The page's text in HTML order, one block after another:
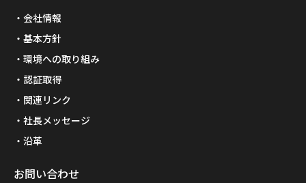
会社情報
基本方針
環境への取り組み
認証取得
関連リンク
社長メッセージ
沿革
お問い合わせ